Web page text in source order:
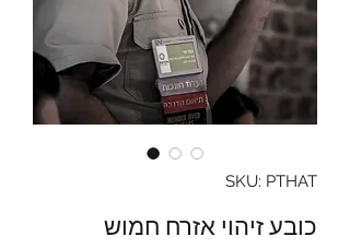
SKU: PTHAT
כובע זיהוי אזרח חמוש